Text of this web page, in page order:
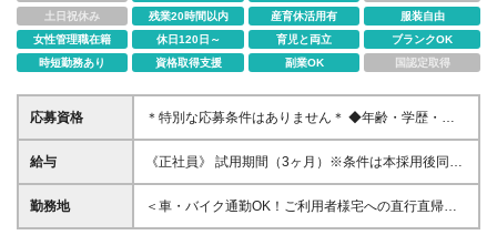
土日祝休み
残業20時間以内 産育休活用有
服装自由
女性管理職在籍
休日120日～ 育児と両立
ブランクOK
時短勤務あり
資格取得支援 副業OK 国認定取得
応募資格
＊特別な応募条件はありません＊ ◆年齢・学歴・経
験不問／ブランクOK ◆40代・50代で入社したスタッ
フも活躍中 ◆久しぶりの仕事復帰という方も歓迎 ◆
始めたいけれど、前のように動けるか不安」 そんな
気持ちに寄り添える環境です。 日勤のみの働き方も
給与
《正社員》 試用期間（3ヶ月）※条件は本採用後同様
◎月給平均30万円以上 ◎年収500万円超の社員も在籍
◎残業代は全額支給 ＜働き方・エリアに応じて決定
勤務地
＜車・バイク通勤OK！ご利用者様宅への直行直帰も
可能◎＞ 配属先はご自宅から通いやすい現場を考慮